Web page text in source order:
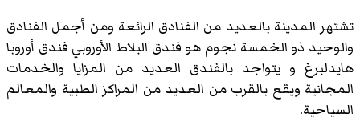
تشتهر المدينة بالعديد من الفنادق الرائعة ومن أجمل الفنادق
والوحيد ذو الخمسة نجوم هو فندق البلاط الأوروبي فندق أوروبا
هايدلبرغ و يتواجد بالفندق العديد من المزايا والخدمات
المجانية ويقع بالقرب من العديد من المراكز الطبية والمعالم
السياحية.